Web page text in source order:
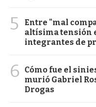
5
Entre "mal
altísima tensión
integrantes de
6
Cómo fue el
murió Gabriel
Drogas